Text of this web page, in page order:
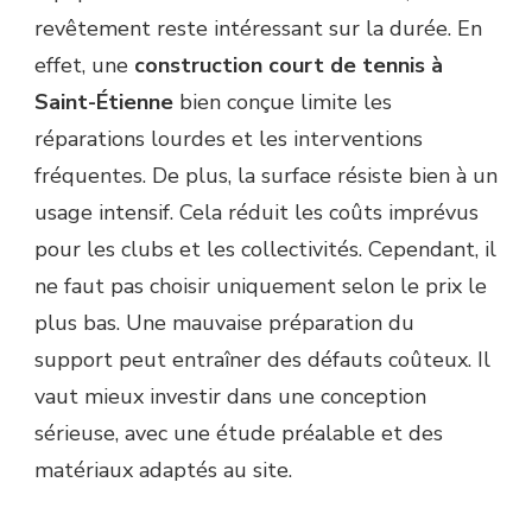
revêtement reste intéressant sur la durée. En
effet, une construction court de tennis à
Saint-Étienne bien conçue limite les
réparations lourdes et les interventions
fréquentes. De plus, la surface résiste bien à un
usage intensif. Cela réduit les coûts imprévus
pour les clubs et les collectivités. Cependant, il
ne faut pas choisir uniquement selon le prix le
plus bas. Une mauvaise préparation du
support peut entraîner des défauts coûteux. Il
vaut mieux investir dans une conception
sérieuse, avec une étude préalable et des
matériaux adaptés au site.